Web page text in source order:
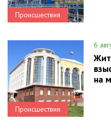
Происшествия
Происшествия
6
на